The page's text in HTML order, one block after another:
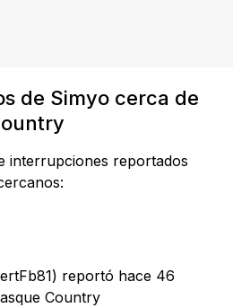
de Simyo cerca de
interrupciones reportados
reportó hace 46
Country